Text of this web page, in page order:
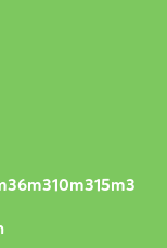
6m310m315m3